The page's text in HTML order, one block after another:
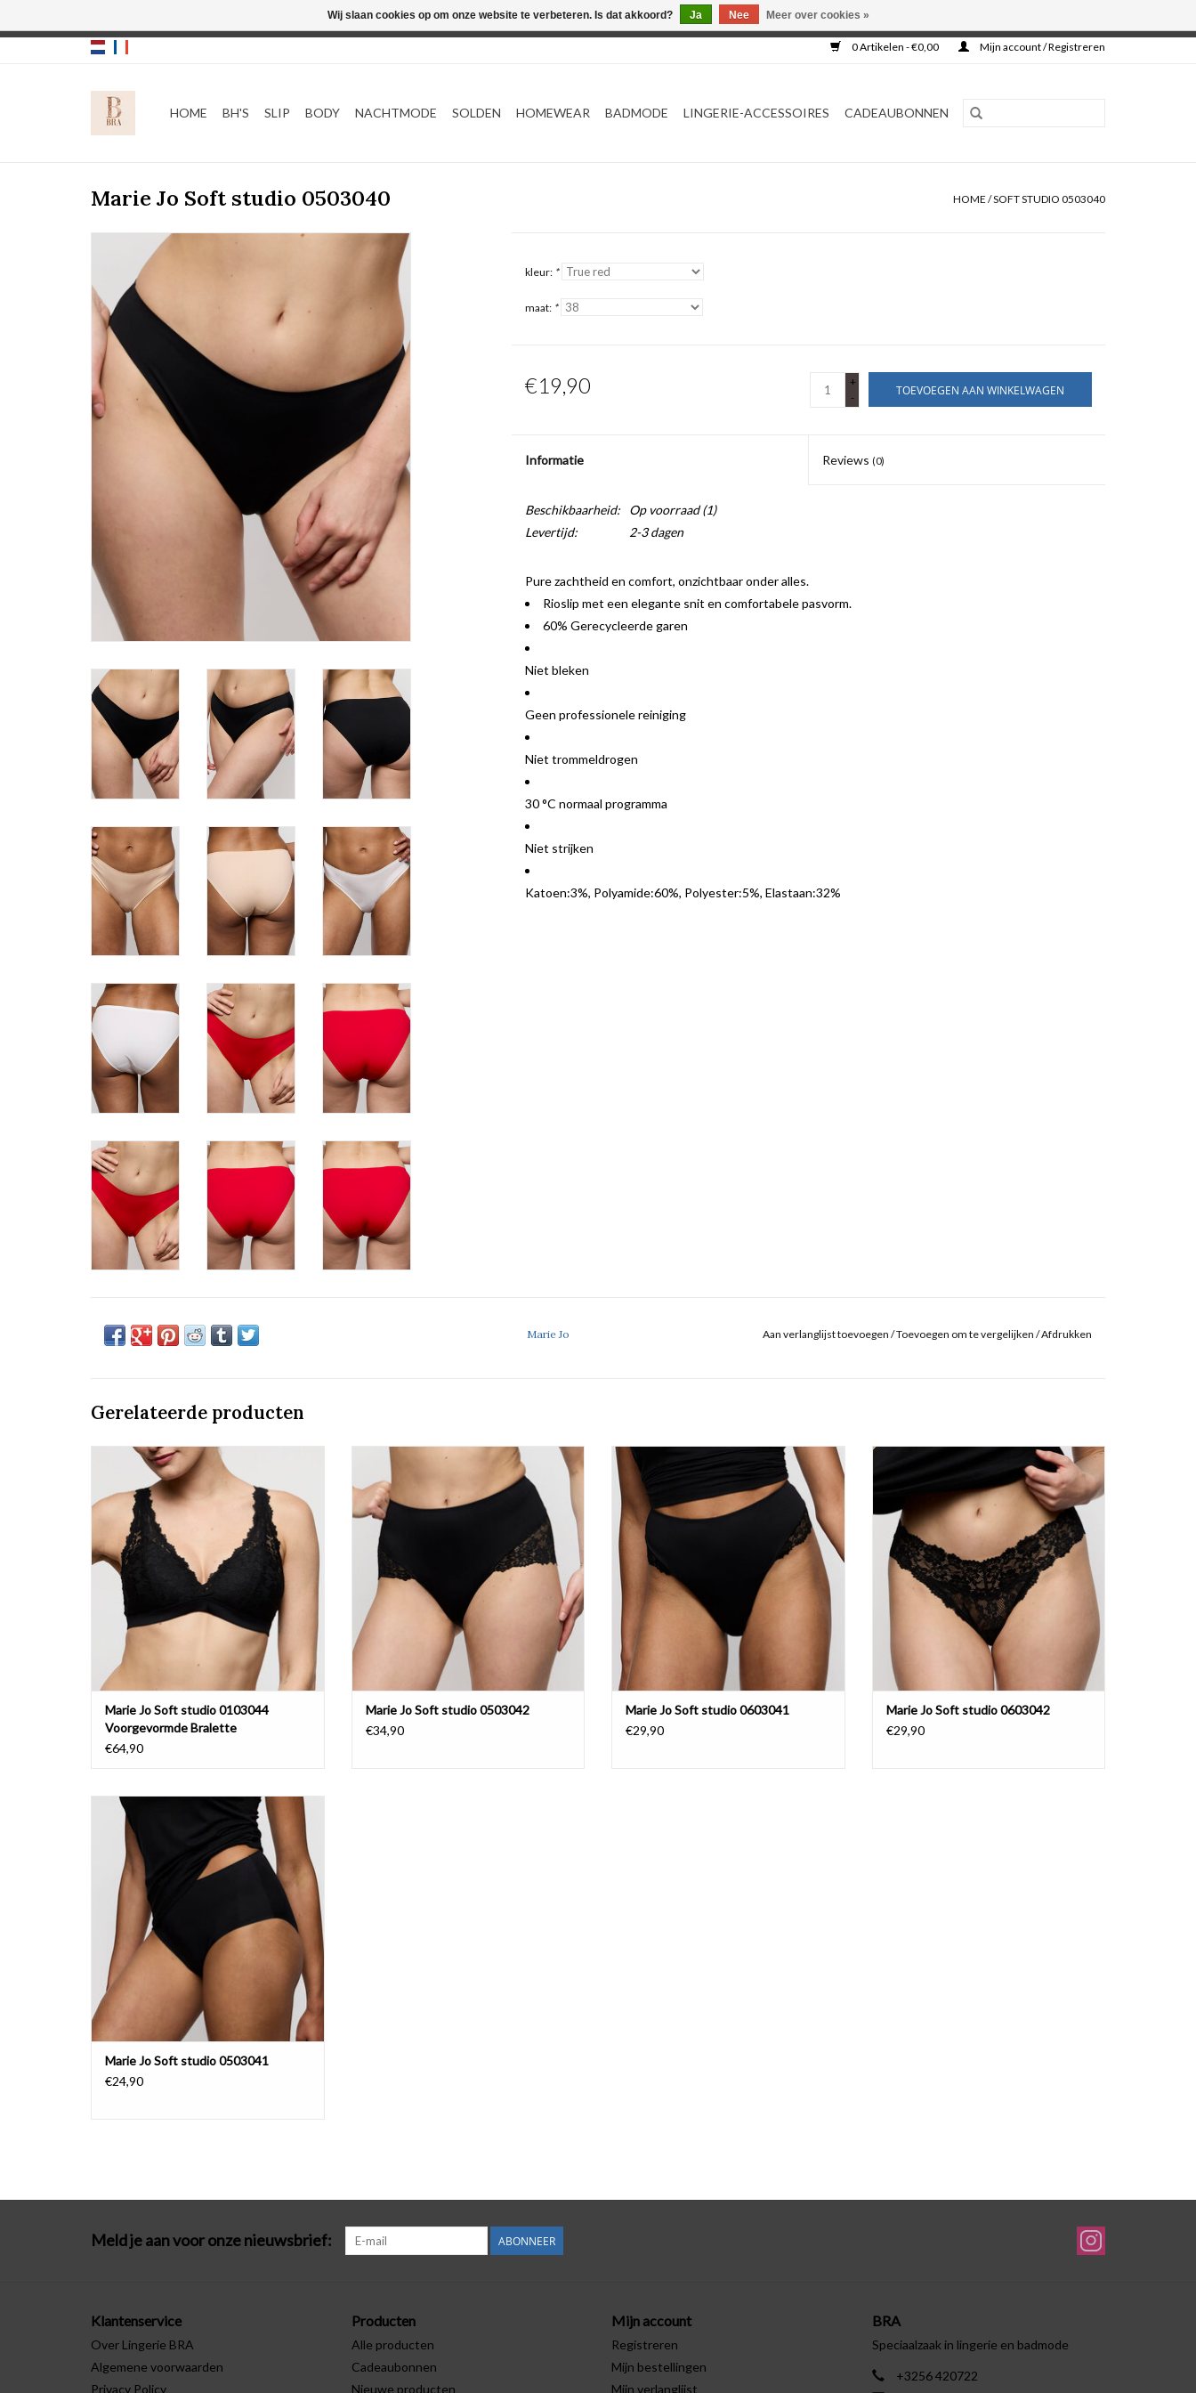
0 Artikelen - €0,00 Mijn account / Registreren
HOME BH'S SLIP BODY NACHTMODE SOLDEN HOMEWEAR BADMODE LINGERIE-ACCESSOIRES CADEAUBONNEN
Marie Jo Soft studio 0503040 HOME /SOFT STUDIO 0503040
kleur: *
maat: *
€19,90
+
-
TOEVOEGEN AAN WINKELWAGEN
Informatie Reviews (0)
Beschikbaarheid: Op voorraad(1)
Levertijd:
2-3 dagen
Pure zachtheid en comfort, onzichtbaar onder alles.
Rioslip met een elegante snit en comfortabele pasvorm.
60% Gerecycleerde garen
Niet bleken
Geen professionele reiniging
Niet trommeldrogen
30 °C normaal programma
Niet strijken
Katoen:3%, Polyamide:60%, Polyester:5%, Elastaan:32%
Marie Jo Aan verlanglijst toevoegen /Toevoegen om te vergelijken /Afdrukken
Gerelateerde producten
Voorgevormde bralette
Marie Jo Soft Studio
TOEVOEGEN AAN WINKELWAGEN
Marie Jo Soft studio 0103044
Voorgevormde Bralette
€64,90
Gladmakende Tailleslip
Marie Jo Soft studio
TOEVOEGEN AAN WINKELWAGEN
Marie Jo Soft studio 0503042
€34,90
Marie Jo Soft studio
Marie Jo Soft studio 0603041
€29,90
Marie Jo Soft Studio
Marie Jo Soft studio 0603042
€29,90
Marie Jo Soft Studio
TOEVOEGEN AAN WINKELWAGEN
Marie Jo Soft studio 0503041
€24,90
Meld je aan voor onze nieuwsbrief: ABONNEER
Klantenservice
Over Lingerie BRA
Algemene voorwaarden
Privacy Policy
Producten
Alle producten
Cadeaubonnen
Nieuwe producten
Mijn account
Registreren
Mijn bestellingen
Mijn verlanglijst
BRA
Speciaalzaak in lingerie en badmode
+3256 420722
Wij slaan cookies op om onze website te verbeteren. Is dat akkoord? Ja Nee Meer over cookies »
Webshop werkt met EU maten. .